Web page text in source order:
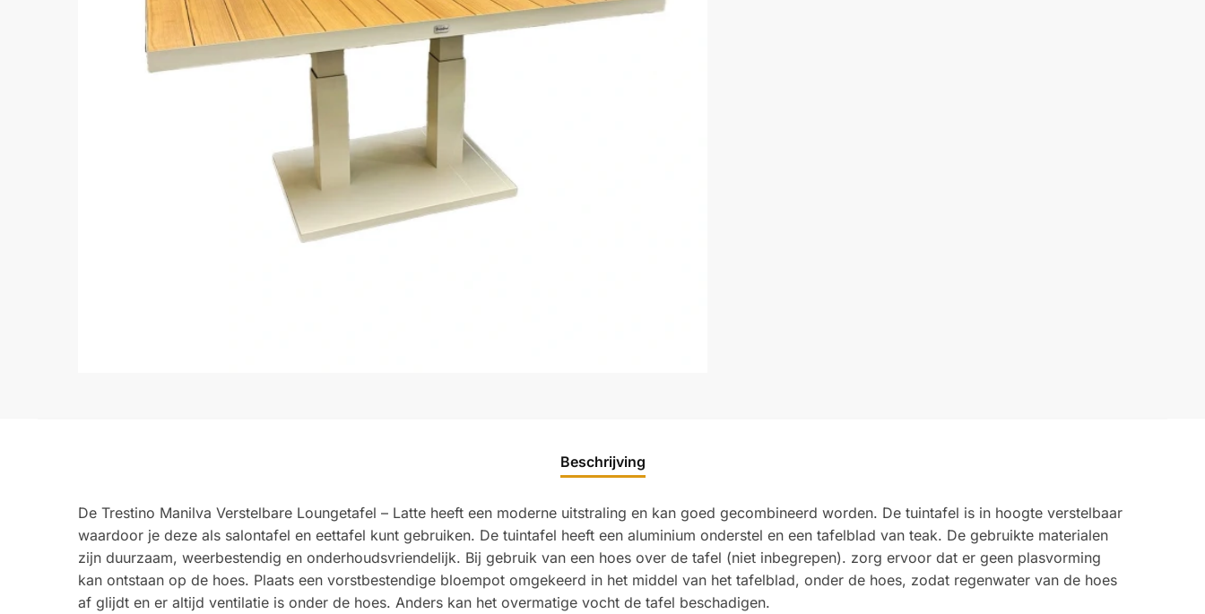
Beschrijving
De Trestino Manilva Verstelbare Loungetafel – Latte heeft een moderne uitstraling en kan goed gecombineerd worden. De tuintafel is in hoogte verstelbaar
waardoor je deze als salontafel en eettafel kunt gebruiken. De tuintafel heeft een aluminium onderstel en een tafelblad van teak. De gebruikte materialen
zijn duurzaam, weerbestendig en onderhoudsvriendelijk. Bij gebruik van een hoes over de tafel (niet inbegrepen). zorg ervoor dat er geen plasvorming
kan ontstaan op de hoes. Plaats een vorstbestendige bloempot omgekeerd in het middel van het tafelblad, onder de hoes, zodat regenwater van de hoes
af glijdt en er altijd ventilatie is onder de hoes. Anders kan het overmatige vocht de tafel beschadigen.